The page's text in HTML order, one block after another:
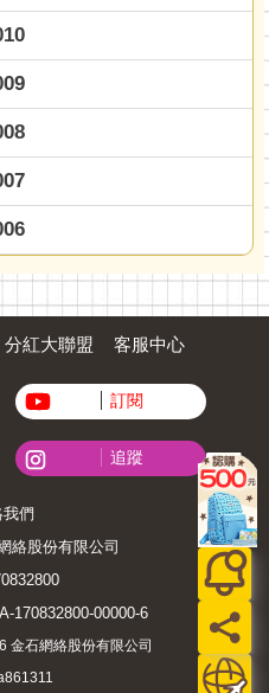
分紅大聯盟 客服中心
訂閱
追蹤
們
絡股份有限公司
170832800-00000-6
石網絡股份有限公司